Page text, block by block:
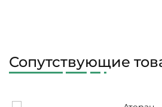
Сопутствующие